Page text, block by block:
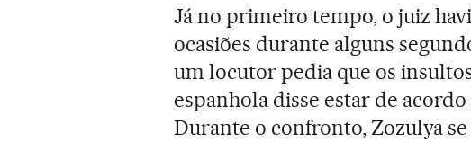
Já no primeiro tempo, o juiz
ocasiões durante alguns
um locutor pedia que os
espanhola disse estar de
Durante o confronto, Zozulya